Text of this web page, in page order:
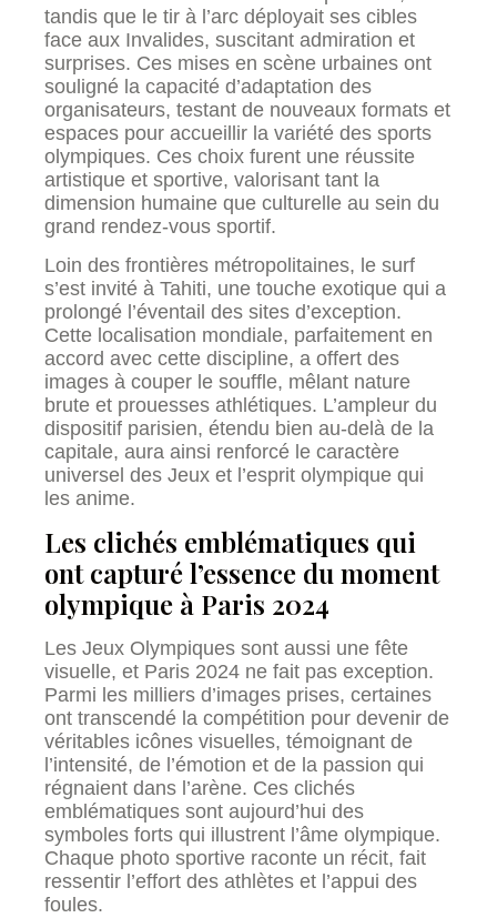
tandis que le tir à l’arc déployait ses cibles
face aux Invalides, suscitant admiration et
surprises. Ces mises en scène urbaines ont
souligné la capacité d’adaptation des
organisateurs, testant de nouveaux formats et
espaces pour accueillir la variété des sports
olympiques. Ces choix furent une réussite
artistique et sportive, valorisant tant la
dimension humaine que culturelle au sein du
grand rendez-vous sportif.
Loin des frontières métropolitaines, le surf
s’est invité à Tahiti, une touche exotique qui a
prolongé l’éventail des sites d’exception.
Cette localisation mondiale, parfaitement en
accord avec cette discipline, a offert des
images à couper le souffle, mêlant nature
brute et prouesses athlétiques. L’ampleur du
dispositif parisien, étendu bien au-delà de la
capitale, aura ainsi renforcé le caractère
universel des Jeux et l’esprit olympique qui
les anime.
Les clichés emblématiques qui
ont capturé l’essence du moment
olympique à Paris 2024
Les Jeux Olympiques sont aussi une fête
visuelle, et Paris 2024 ne fait pas exception.
Parmi les milliers d’images prises, certaines
ont transcendé la compétition pour devenir de
véritables icônes visuelles, témoignant de
l’intensité, de l’émotion et de la passion qui
régnaient dans l’arène. Ces clichés
emblématiques sont aujourd’hui des
symboles forts qui illustrent l’âme olympique.
Chaque photo sportive raconte un récit, fait
ressentir l’effort des athlètes et l’appui des
foules.